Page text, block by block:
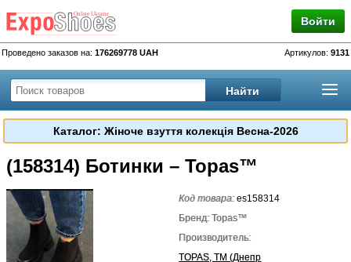
Войти
Проведено заказов на: 176269778 UAH Артикулов: 9131
Каталог: Жіноче взуття колекція Весна-2026
(158314) Ботинки – Topas™
Код товара:es158314
Бренд: Topas™
Производитель:
TOPAS, TM (Днепр